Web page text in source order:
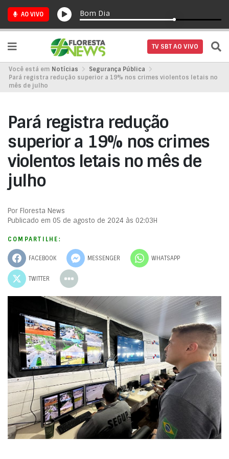
AO VIVO Bom Dia
TV SBT AO VIVO
Você está em Notícias
Segurança Pública
Pará registra redução superior a 19% nos crimes violentos letais no
mês de julho
Pará registra redução
superior a 19% nos crimes
violentos letais no mês de
julho
Por Floresta News
Publicado em 05 de agosto de 2024 às 02:03H
COMPARTILHE:
FACEBOOK MESSENGER WHATSAPP
TWITTER